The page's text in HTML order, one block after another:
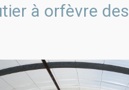
à orfèvre des